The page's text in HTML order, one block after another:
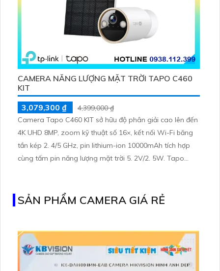
CAMERA NĂNG LƯỢNG MẶT TRỜI TAPO C460
KIT
3,079,300 ₫
4,399,000 ₫
Camera Tapo C460 KIT sở hữu độ phân giải cao lên đến
4K UHD 8MP, zoom kỹ thuật số 16×, kết nối Wi-Fi băng
tần kép 2. 4/5 GHz, pin lithium-ion 10000mAh tích hợp
cùng tấm pin năng lượng mặt trời 5. 2V/2. 5W. Tapo
SẢN PHẨM CAMERA GIÁ RẺ